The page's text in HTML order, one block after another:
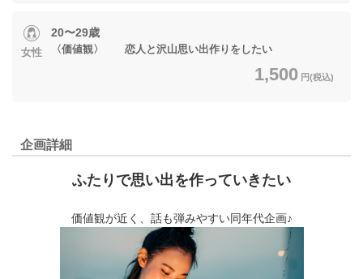
女性
20〜29歳
〈価値観〉 恋人と沢山思い出作りをしたい
1,500 円(税込)
企画詳細
ふたりで思い出を作っていきたい
価値観が近く、話も弾みやすい同年代企画♪